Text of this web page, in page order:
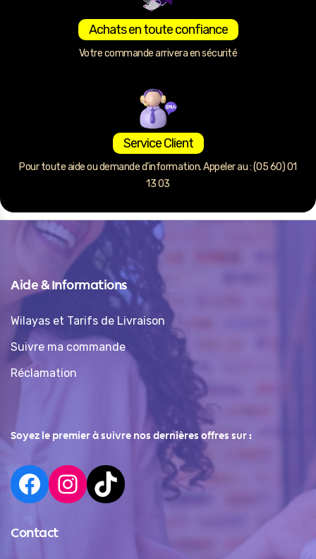
Achats en toute confiance
Votre commande arrivera en sécurité
Service Client
Pour toute aide ou demande d’information. Appeler au : (05 60) 01
13 03
Aide & Informations
Wilayas et Tarifs de Livraison
Suivre ma commande
Réclamation
Soyez le premier à suivre nos dernières offres sur :
Contact